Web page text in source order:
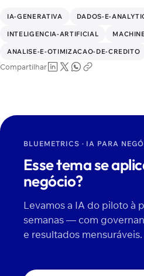
IA-GENERATIVA DADOS-E-
INTELIGENCIA-ARTIFICIAL
ANALISE-E-OTIMIZACAO-DE-CREDITO
Compartilhar
BLUEMETRICS · IA PARA
Esse tema se
negócio?
Levamos a IA do piloto à
semanas — com
e resultados mensuráveis.